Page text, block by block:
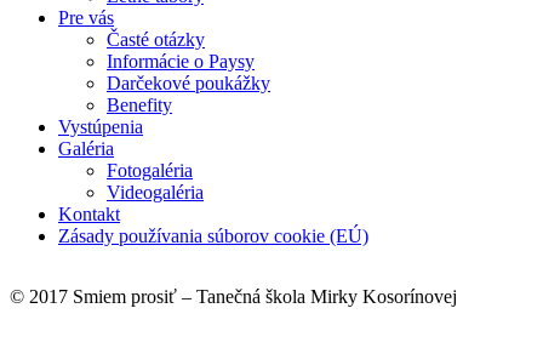
Pre vás
Časté otázky
Informácie o Paysy
Darčekové poukážky
Benefity
Vystúpenia
Galéria
Fotogaléria
Videogaléria
Kontakt
Zásady používania súborov cookie (EÚ)
© 2017 Smiem prosiť – Tanečná škola Mirky Kosorínovej